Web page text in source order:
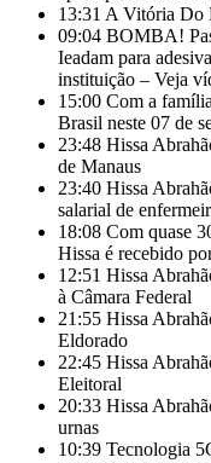
13:31 A Vitória Do
09:04 BOMBA!
Ieadam para
instituição – Veja
15:00 Com a
Brasil neste 07 de
23:48 Hissa
de Manaus
23:40 Hissa
salarial de
18:08 Com quase
Hissa é recebido
12:51 Hissa
à Câmara Federal
21:55 Hissa
Eldorado
22:45 Hissa
Eleitoral
20:33 Hissa
urnas
10:39 Tecnologia